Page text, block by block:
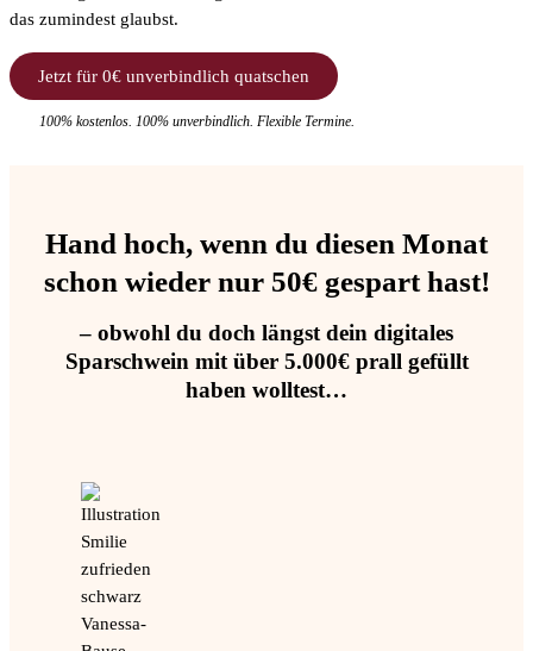
das zumindest glaubst.
Jetzt für 0€ unverbindlich quatschen
100% kostenlos. 100% unverbindlich. Flexible Termine.
Hand hoch, wenn du diesen Monat
schon wieder nur 50€ gespart hast!
– obwohl du doch längst dein digitales
Sparschwein mit über 5.000€ prall gefüllt
haben wolltest…